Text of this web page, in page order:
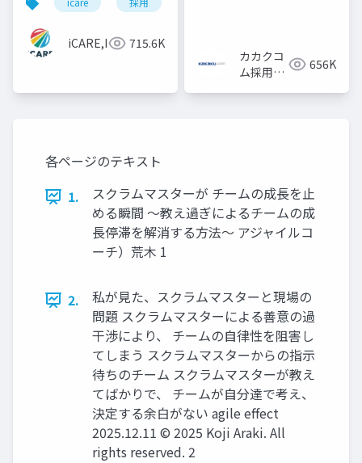
iCARE,Inc 715.6K
カカクコ
ム採用担
656K
各ページのテキスト
1.
スクラムマスターが チームの成長を止
める瞬間 ～教え過ぎによるチームの成
長停滞を解消する方法～ アジャイルコ
ーチ）荒木 1
2.
私が見た、スクラムマスターと現場の
問題 スクラムマスターによる善意の過
干渉により、 チームの自律性を阻害し
てしまう スクラムマスターからの指示
待ちのチーム スクラムマスターが教え
てばかりで、 チームが自分達で考え、
決定する余白がない agile effect
2025.12.11 © 2025 Koji Araki. All
rights reserved. 2